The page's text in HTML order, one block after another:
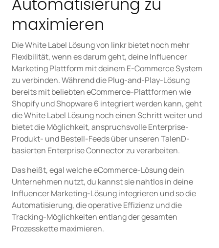
Automatisierung zu
maximieren
Die White Label Lösung von linkr bietet noch mehr
Flexibilität, wenn es darum geht, deine Influencer
Marketing Plattform mit deinem E-Commerce System
zu verbinden. Während die Plug-and-Play-Lösung
bereits mit beliebten eCommerce-Plattformen wie
Shopify und Shopware 6 integriert werden kann, geht
die White Label Lösung noch einen Schritt weiter und
bietet die Möglichkeit, anspruchsvolle Enterprise-
Produkt- und Bestell-Feeds über unseren TalenD-
basierten Enterprise Connector zu verarbeiten.
Das heißt, egal welche eCommerce-Lösung dein
Unternehmen nutzt, du kannst sie nahtlos in deine
Influencer Marketing-Lösung integrieren und so die
Automatisierung, die operative Effizienz und die
Tracking-Möglichkeiten entlang der gesamten
Prozesskette maximieren.